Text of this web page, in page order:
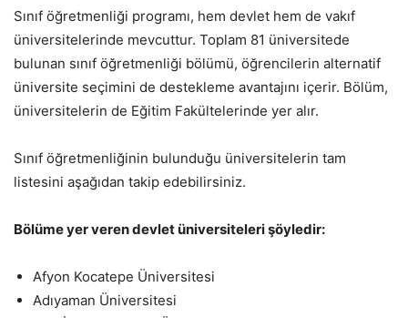
Sınıf öğretmenliği programı, hem devlet hem de vakıf
üniversitelerinde mevcuttur. Toplam 81 üniversitede
bulunan sınıf öğretmenliği bölümü, öğrencilerin alternatif
üniversite seçimini de destekleme avantajını içerir. Bölüm,
üniversitelerin de Eğitim Fakültelerinde yer alır.
Sınıf öğretmenliğinin bulunduğu üniversitelerin tam
listesini aşağıdan takip edebilirsiniz.
Bölüme yer veren devlet üniversiteleri şöyledir:
Afyon Kocatepe Üniversitesi
Adıyaman Üniversitesi